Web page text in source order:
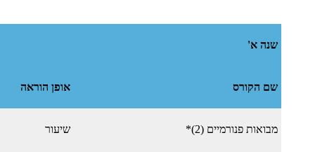
שנה א'
שם הקורס אופן הוראה
מבואות פנורמיים (2)* שיעור